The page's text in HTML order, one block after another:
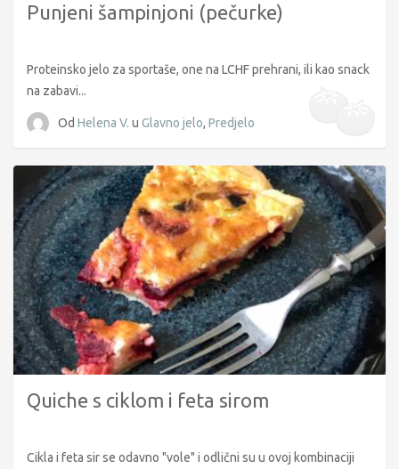
Punjeni šampinjoni (pečurke)
Proteinsko jelo za sportaše, one na LCHF prehrani, ili kao snack
na zabavi...
Od Helena V. u Glavno jelo, Predjelo
Quiche s ciklom i feta sirom
Cikla i feta sir se odavno "vole" i odlični su u ovoj kombinaciji